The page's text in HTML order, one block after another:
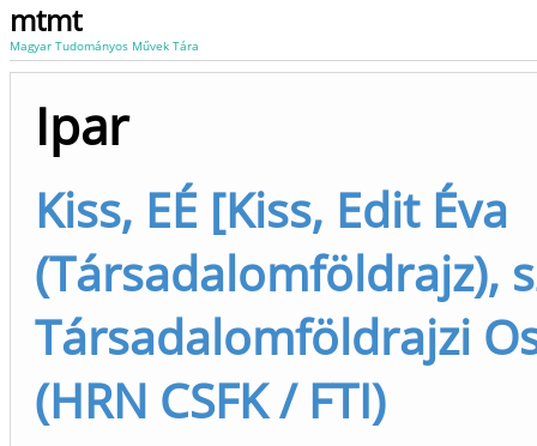
mtmt
Magyar Tudományos Művek Tára
Ipar
Kiss, EÉ [Kiss, Edit Éva
(Társadalomföldrajz),
Társadalomföldrajzi
(HRN CSFK / FTI)